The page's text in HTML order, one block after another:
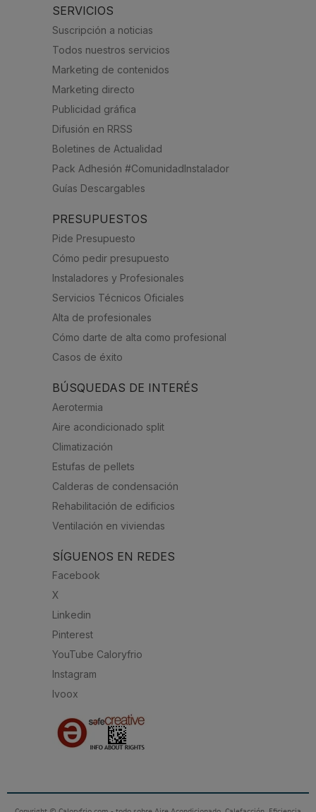
SERVICIOS
Suscripción a noticias
Todos nuestros servicios
Marketing de contenidos
Marketing directo
Publicidad gráfica
Difusión en RRSS
Boletines de Actualidad
Pack Adhesión #ComunidadInstalador
Guías Descargables
PRESUPUESTOS
Pide Presupuesto
Cómo pedir presupuesto
Instaladores y Profesionales
Servicios Técnicos Oficiales
Alta de profesionales
Cómo darte de alta como profesional
Casos de éxito
BÚSQUEDAS DE INTERÉS
Aerotermia
Aire acondicionado split
Climatización
Estufas de pellets
Calderas de condensación
Rehabilitación de edificios
Ventilación en viviendas
SÍGUENOS EN REDES
Facebook
X
Linkedin
Pinterest
YouTube Caloryfrio
Instagram
Ivoox